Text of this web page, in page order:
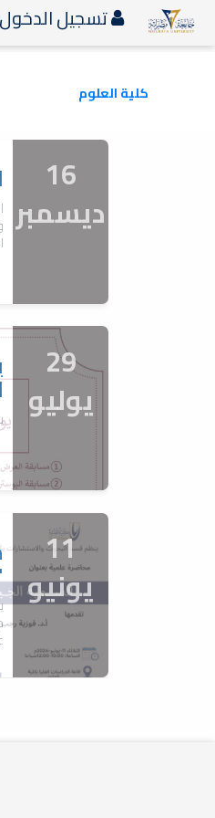
تسجيل الدخول
كلية العلوم
16
ديسمبر
29
يوليو
11
يونيو